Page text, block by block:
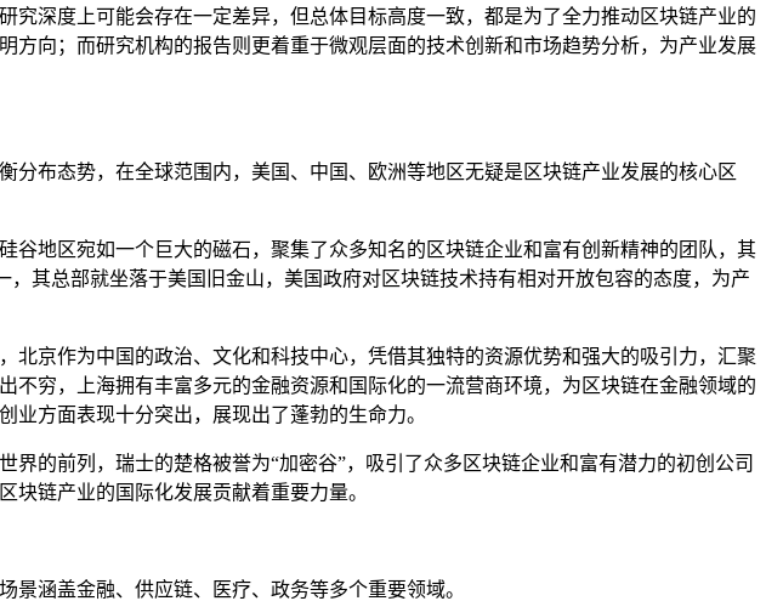
深度上可能会存在一定差异，但总体目标高度一致，都是为了全力推动区块链产业的
向；而研究机构的报告则更着重于微观层面的技术创新和市场趋势分析，为产业发展
布态势，在全球范围内，美国、中国、欧洲等地区无疑是区块链产业发展的核心区
地区宛如一个巨大的磁石，聚集了众多知名的区块链企业和富有创新精神的团队，其
其总部就坐落于美国旧金山，美国政府对区块链技术持有相对开放包容的态度，为产
京作为中国的政治、文化和科技中心，凭借其独特的资源优势和强大的吸引力，汇聚
穷，上海拥有丰富多元的金融资源和国际化的一流营商环境，为区块链在金融领域的
方面表现十分突出，展现出了蓬勃的生命力。
的前列，瑞士的楚格被誉为“加密谷”，吸引了众多区块链企业和富有潜力的初创公司
链产业的国际化发展贡献着重要力量。
涵盖金融、供应链、医疗、政务等多个重要领域。